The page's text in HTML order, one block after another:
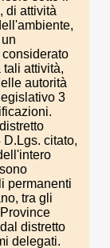
di attività
attività,
autorità
3
citato,
permanenti
tra gli
distretto
delegati.